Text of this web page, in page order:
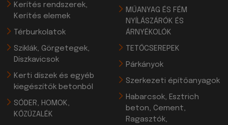
Kerítés rendszerek,
Kerítés elemek
Térburkolatok
Sziklák, Görgetegek,
Díszkavicsok
Kerti díszek és egyéb
kiegészítők betonból
SÓDER, HOMOK,
KŐZÚZALÉK
MŰANYAG ÉS FÉM
NYÍLÁSZÁRÓK ÉS
ÁRNYÉKOLÓK
TETŐCSEREPEK
Párkányok
Szerkezeti építőanyagok
Habarcsok, Esztrich
beton, Cement,
Ragasztók,